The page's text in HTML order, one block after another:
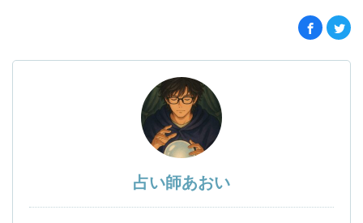
占い師あおい